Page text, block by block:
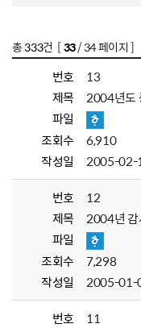
총333건 [33/ 34 페이지 ]
번호
13
제목
2004년도
파일
조회수
6,910
작성일
2005-02-
번호
12
제목
2004년 감
파일
조회수
7,298
작성일
2005-01-
번호
11